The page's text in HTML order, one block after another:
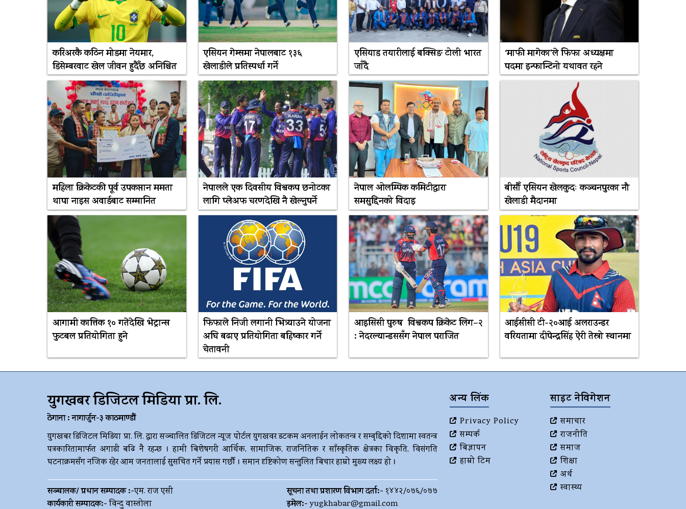
करिअरकै कठिन मोडमा नेयमार,
डिसेम्बरवाट खेल जीवन हुदैँछ अनिश्चित
एसियन गेम्समा नेपालबाट १३६
खेलाडीले प्रतिस्पर्धा गर्ने
एसियाड तयारीलाई बक्सिङ टोली भारत
जाँदै
‘माफी मागेका’ले फिफा अध्यक्षमा
पदमा इन्फान्टिनो यथावत रहने
महिला क्रिकेटकी पूर्व उपकप्तान ममता
थापा नाइस अवार्डबाट सम्मानित
नेपालले एक दिवसीय विश्वकप छनोटका
लागि प्लेअफ चरणदेखि नै खेल्नुपर्ने
नेपाल ओलम्पिक कमिटीद्वारा
समसुद्दिनको विदाइ
बीसौँ एसियन खेलकुदः कञ्चनपुरका नौ
खेलाडी मैदानमा
आगामी कात्तिक १० गतेदेखि भेट्रान्स
फुटबल प्रतियोगिता हुने
फिफाले निजी लगानी भित्र्याउने योजना
अघि बढाए प्रतियोगिता बहिष्कार गर्ने
चेतावनी
आइसिसी पुरुष विश्वकप क्रिकेट लिग–२
: नेदरल्यान्डससँग नेपाल पराजित
आईसीसी टी-२०आई अलराउन्डर
वरियतामा दीपेन्द्रसिंह ऐरी तेस्रो स्थानमा
युगखबर डिजिटल मिडिया प्रा. लि.
ठेगाना : नागार्जुन-३ काठमाण्डौं
युगखबर डिजिटल मिडिया प्रा. लि. द्धारा सञ्चालित डिजिटल न्यूज पोर्टल युगखवर डटकम अनलाईन लोकतन्त्र र सम्बृद्दिको दिशामा स्वतन्त्र
पत्रकारितामार्फत अगाडी बढि नै रहन्छ । हामी बिशेषगरी आर्थिक, सामाजिक, राजनितिक र साँस्कृतिक क्षेत्रका विकृति, विसंगति
घटनाक्रमसँग नजिक रहेर आम जनतालाई सुसचित गर्ने प्रयास गर्छौ । समान दृष्टिकोण सन्तुलित बिचार हाम्रो मुख्य लक्ष्य हो ।
सञ्चालक/ प्रधान सम्पादक :-एम. राज एसी
कार्यकारी सम्पादक:-विन्दु वास्तोला
सूचना तथा प्रशारण विभाग दर्ता:- १४४२/०७६/०७७
इमेल:- yugkhabar@gmail.com
अन्य लिंक
Privacy Policy
सम्पर्क
बिज्ञापन
हाम्रो टिम
साइट नेविगेशन
समाचार
राजनीति
समाज
शिक्षा
अर्थ
स्वास्थ्य